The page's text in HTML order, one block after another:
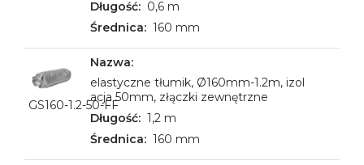
0,6 m
160 mm
GS160-1.2-50-FF
elastyczne tłumik, Ø160mm-1.2m, izol
acja 50mm, złączki zewnętrzne
1,2 m
160 mm